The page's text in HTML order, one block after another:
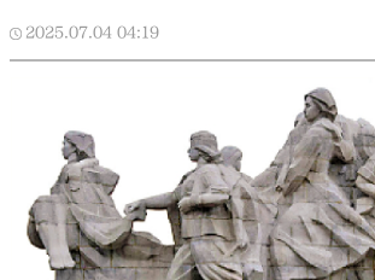
2025.07.04 04:19